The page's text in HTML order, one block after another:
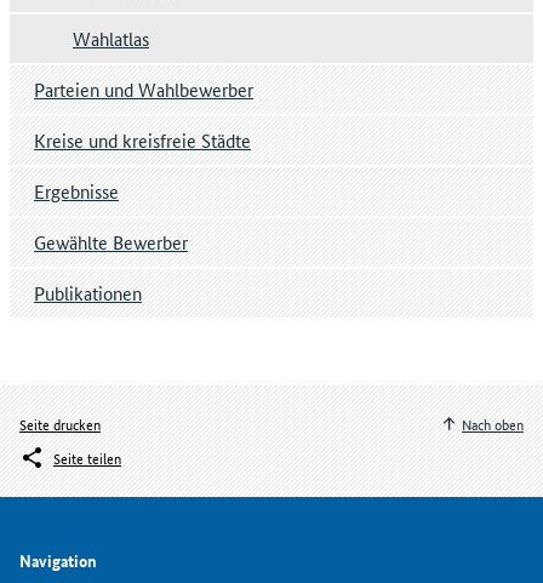
Wahlatlas
Parteien und Wahlbewerber
Kreise und kreisfreie Städte
Ergebnisse
Gewählte Bewerber
Publikationen
Seite drucken
Seite teilen
Nach oben
Navigation